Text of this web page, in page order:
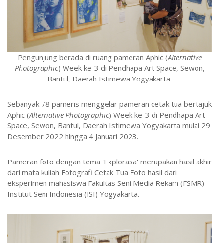
Pengunjung berada di ruang pameran Aphic (Alternative
Photographic) Week ke-3 di Pendhapa Art Space, Sewon,
Bantul, Daerah Istimewa Yogyakarta.
Sebanyak 78 pameris menggelar pameran cetak tua bertajuk
Aphic (Alternative Photographic) Week ke-3 di Pendhapa Art
Space, Sewon, Bantul, Daerah Istimewa Yogyakarta mulai 29
Desember 2022 hingga 4 Januari 2023.
Pameran foto dengan tema 'Explorasa' merupakan hasil akhir
dari mata kuliah Fotografi Cetak Tua Foto hasil dari
eksperimen mahasiswa Fakultas Seni Media Rekam (FSMR)
Institut Seni Indonesia (ISI) Yogyakarta.